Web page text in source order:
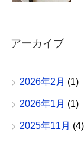
アーカイブ
2026年2月 (1)
2026年1月 (1)
2025年11月 (4)